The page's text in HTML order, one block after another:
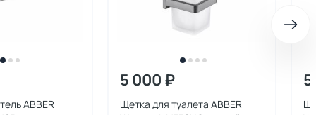
ABBER
5 000 ₽
Щетка для туалета ABBER